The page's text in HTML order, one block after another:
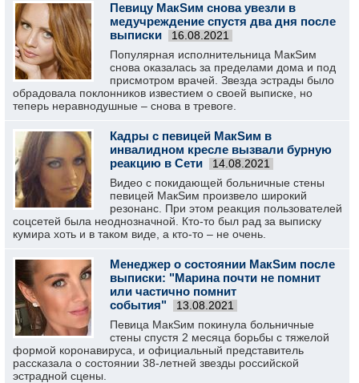
Певицу МакSим снова увезли в
медучреждение спустя два дня после
выписки
16.08.2021
Популярная исполнительница МакSим
снова оказалась за пределами дома и под
присмотром врачей. Звезда эстрады было
обрадовала поклонников известием о своей выписке, но
теперь неравнодушные – снова в тревоге.
Кадры с певицей МакSим в
инвалидном кресле вызвали бурную
реакцию в Сети
14.08.2021
Видео с покидающей больничные стены
певицей МакSим произвело широкий
резонанс. При этом реакция пользователей
соцсетей была неоднозначной. Кто-то был рад за выписку
кумира хоть и в таком виде, а кто-то – не очень.
Менеджер о состоянии МакSим после
выписки: "Марина почти не помнит
или частично помнит
события"
13.08.2021
Певица МакSим покинула больничные
стены спустя 2 месяца борьбы с тяжелой
формой коронавируса, и официальный представитель
рассказала о состоянии 38-летней звезды российской
эстрадной сцены.